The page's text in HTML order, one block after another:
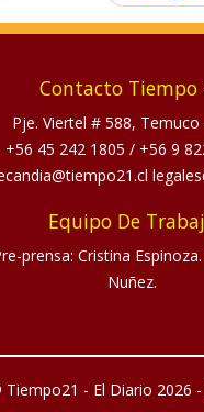
Contacto Tiempo
Pje. Viertel # 588, Temuco
+56 45 242 1805 / +56 9
Equipo De
prensa: Cristina
Nuñez.
- El Diario 2026 -